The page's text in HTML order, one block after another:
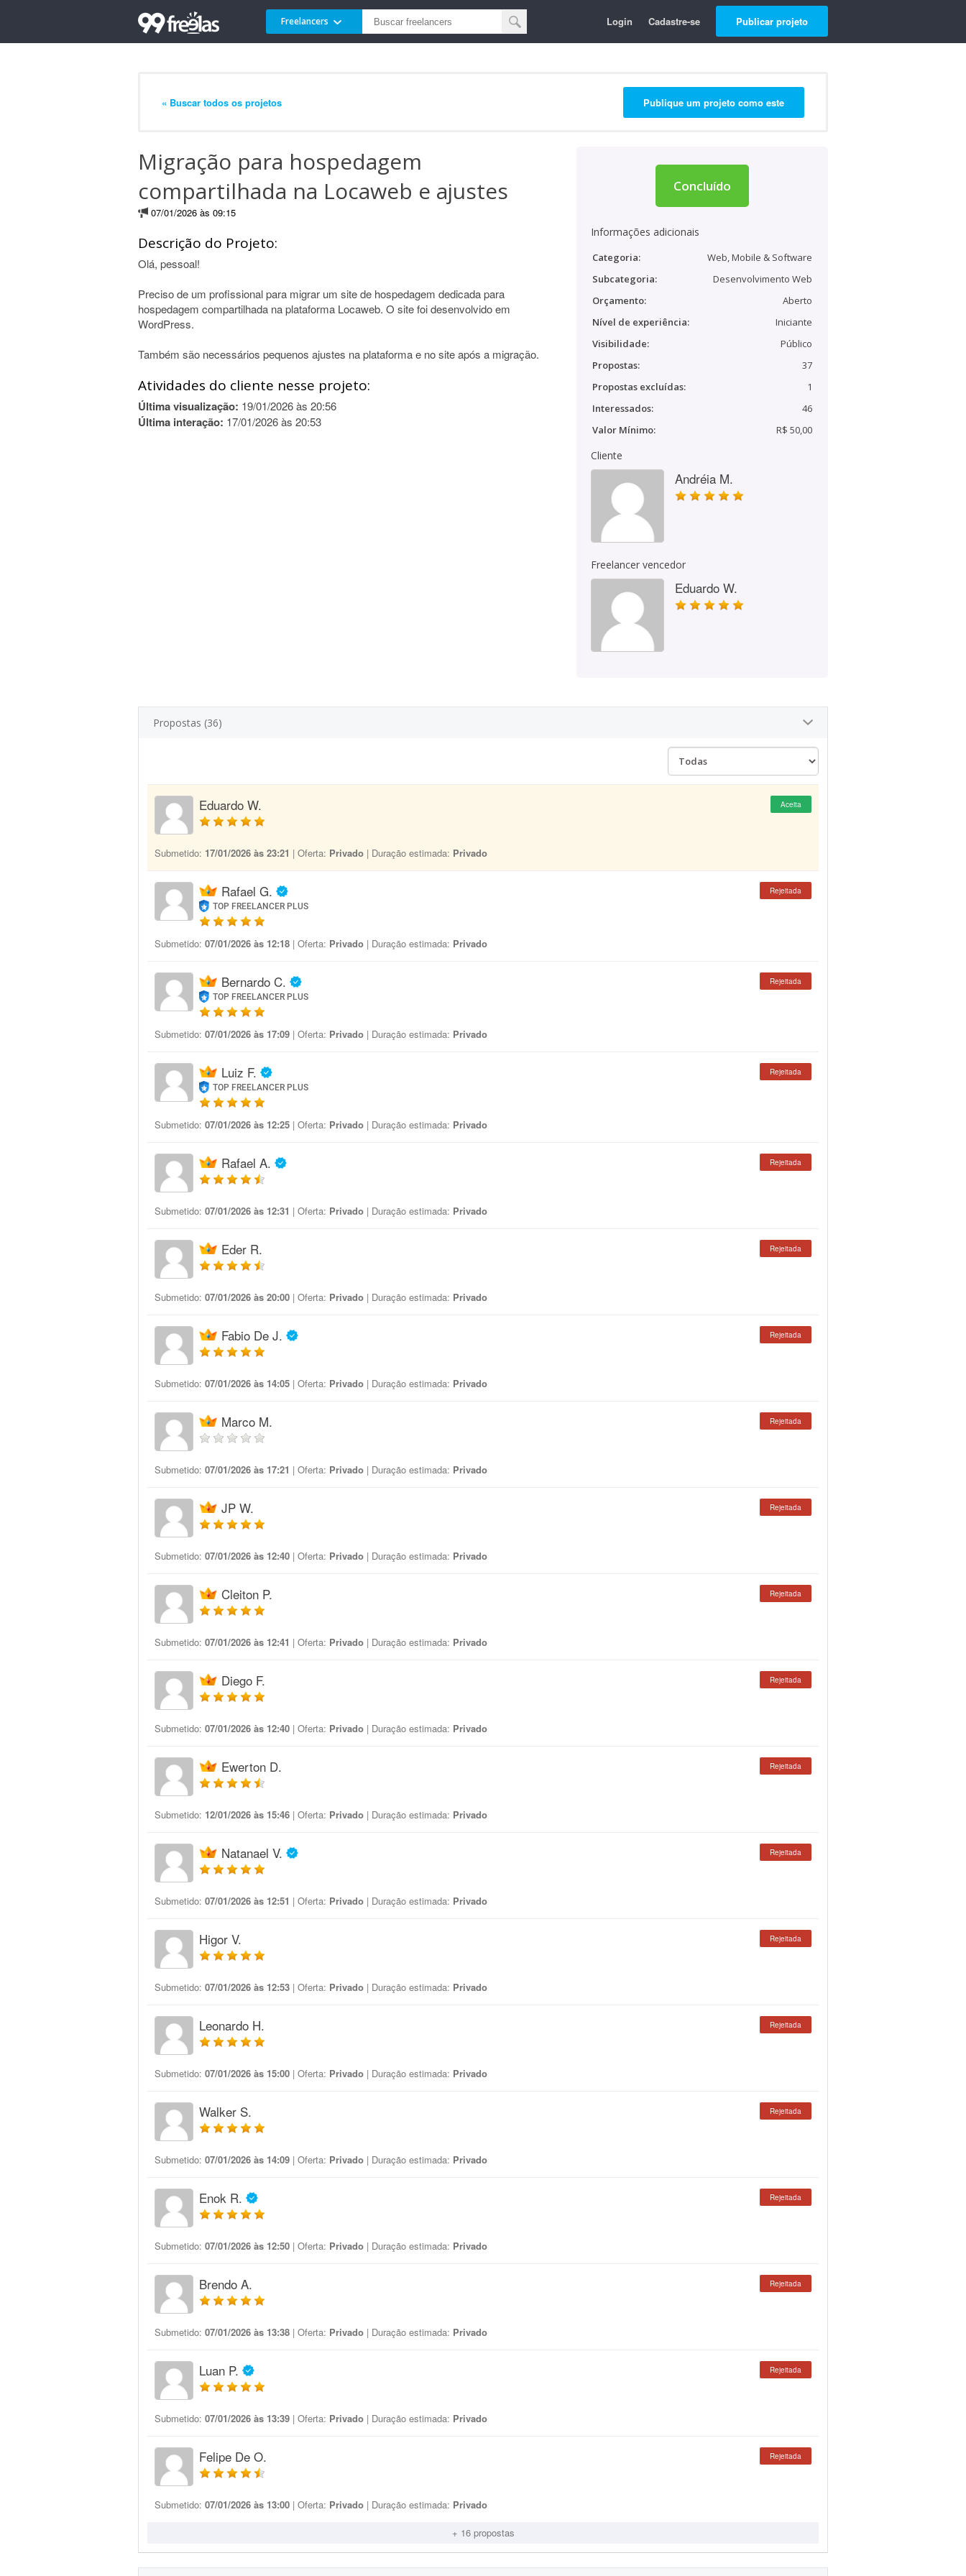
Freelancers Login Cadastre-se Publicar projeto
« Buscar todos os projetos Publique um projeto como este
Migração para hospedagem
compartilhada na Locaweb e ajustes
07/01/2026 às 09:15
Descrição do Projeto:
Olá, pessoal!
Preciso de um profissional para migrar um site de hospedagem dedicada para
hospedagem compartilhada na plataforma Locaweb. O site foi desenvolvido em
WordPress.
Também são necessários pequenos ajustes na plataforma e no site após a migração.
Atividades do cliente nesse projeto:
Última visualização: 19/01/2026 às 20:56
Última interação: 17/01/2026 às 20:53
Concluído
Informações adicionais
Categoria:
Web, Mobile & Software
Subcategoria:
Desenvolvimento Web
Orçamento:
Aberto
Nível de experiência:
Iniciante
Visibilidade:
Público
Propostas:
37
Propostas excluídas:
1
Interessados:
46
Valor Mínimo:
R$ 50,00
Cliente
Andréia M.
Freelancer vencedor
Eduardo W.
Propostas (36)
Eduardo W. Aceita
Submetido: 17/01/2026 às 23:21 | Oferta: Privado | Duração estimada: Privado
Rafael G.
TOP FREELANCER PLUS
Rejeitada
Submetido: 07/01/2026 às 12:18 | Oferta: Privado | Duração estimada: Privado
Bernardo C.
TOP FREELANCER PLUS
Rejeitada
Submetido: 07/01/2026 às 17:09 | Oferta: Privado | Duração estimada: Privado
Luiz F.
TOP FREELANCER PLUS
Rejeitada
Submetido: 07/01/2026 às 12:25 | Oferta: Privado | Duração estimada: Privado
Rafael A. Rejeitada
Submetido: 07/01/2026 às 12:31 | Oferta: Privado | Duração estimada: Privado
Eder R. Rejeitada
Submetido: 07/01/2026 às 20:00 | Oferta: Privado | Duração estimada: Privado
Fabio De J. Rejeitada
Submetido: 07/01/2026 às 14:05 | Oferta: Privado | Duração estimada: Privado
Marco M. Rejeitada
Submetido: 07/01/2026 às 17:21 | Oferta: Privado | Duração estimada: Privado
JP W. Rejeitada
Submetido: 07/01/2026 às 12:40 | Oferta: Privado | Duração estimada: Privado
Cleiton P. Rejeitada
Submetido: 07/01/2026 às 12:41 | Oferta: Privado | Duração estimada: Privado
Diego F. Rejeitada
Submetido: 07/01/2026 às 12:40 | Oferta: Privado | Duração estimada: Privado
Ewerton D. Rejeitada
Submetido: 12/01/2026 às 15:46 | Oferta: Privado | Duração estimada: Privado
Natanael V. Rejeitada
Submetido: 07/01/2026 às 12:51 | Oferta: Privado | Duração estimada: Privado
Higor V. Rejeitada
Submetido: 07/01/2026 às 12:53 | Oferta: Privado | Duração estimada: Privado
Leonardo H. Rejeitada
Submetido: 07/01/2026 às 15:00 | Oferta: Privado | Duração estimada: Privado
Walker S. Rejeitada
Submetido: 07/01/2026 às 14:09 | Oferta: Privado | Duração estimada: Privado
Enok R. Rejeitada
Submetido: 07/01/2026 às 12:50 | Oferta: Privado | Duração estimada: Privado
Brendo A. Rejeitada
Submetido: 07/01/2026 às 13:38 | Oferta: Privado | Duração estimada: Privado
Luan P. Rejeitada
Submetido: 07/01/2026 às 13:39 | Oferta: Privado | Duração estimada: Privado
Felipe De O. Rejeitada
Submetido: 07/01/2026 às 13:00 | Oferta: Privado | Duração estimada: Privado
+ 16 propostas